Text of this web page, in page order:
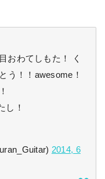
おわてしもた！ く
う！！awesome！
し！
2014, 6